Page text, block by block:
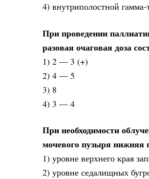
4) внутриполостной гамма-
При проведении
разовая очаговая доза
1) 2 — 3 (+)
2) 4 — 5
3) 8
4) 3 — 4
При необходимости
мочевого пузыря нижняя
1) уровне верхнего края
2) уровне седалищных